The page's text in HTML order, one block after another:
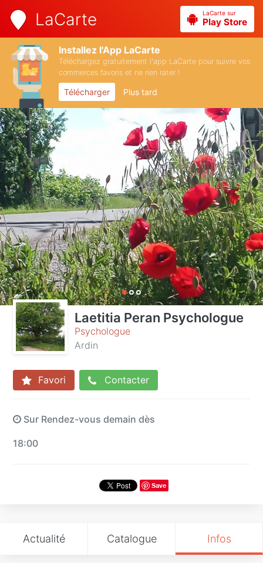
LaCarte LaCarte sur
Play Store
Installez l'App LaCarte
Téléchargez gratuitement l'app LaCarte pour suivre vos
commerces favoris et ne rien rater !
Télécharger Plus tard
Laetitia Peran Psychologue
Psychologue
Ardin
Favori Contacter
Sur Rendez-vous demain dès
18:00
Save
Actualité Catalogue Infos